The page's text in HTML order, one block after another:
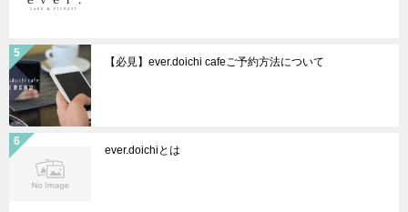
【必見】ever.doichi cafeご予約方法について
ever.doichiとは